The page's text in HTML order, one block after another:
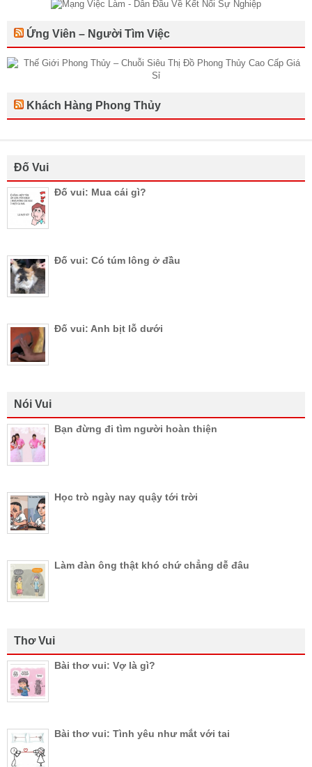
Ứng Viên – Người Tìm Việc
Khách Hàng Phong Thủy
Đố Vui
Đố vui: Mua cái gì?
Đố vui: Có túm lông ở đầu
Đố vui: Anh bịt lỗ dưới
Nói Vui
Bạn đừng đi tìm người hoàn thiện
Học trò ngày nay quậy tới trời
Làm đàn ông thật khó chứ chẳng dễ đâu
Thơ Vui
Bài thơ vui: Vợ là gì?
Bài thơ vui: Tình yêu như mắt với tai